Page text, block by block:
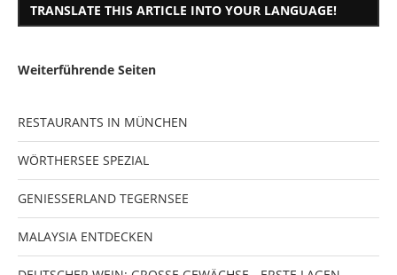
TRANSLATE THIS ARTICLE INTO YOUR LANGUAGE!
Weiterführende Seiten
RESTAURANTS IN MÜNCHEN
WÖRTHERSEE SPEZIAL
GENIESSERLAND TEGERNSEE
MALAYSIA ENTDECKEN